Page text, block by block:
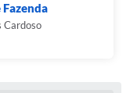
Cardoso